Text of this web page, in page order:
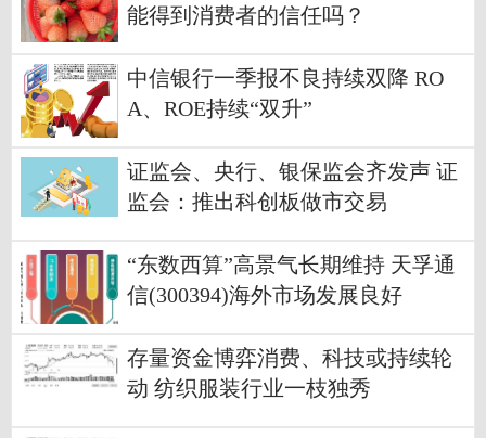
能得到消费者的信任吗？
中信银行一季报不良持续双降 RO
A、ROE持续“双升”
证监会、央行、银保监会齐发声 证
监会：推出科创板做市交易
“东数西算”高景气长期维持 天孚通
信(300394)海外市场发展良好
存量资金博弈消费、科技或持续轮
动 纺织服装行业一枝独秀